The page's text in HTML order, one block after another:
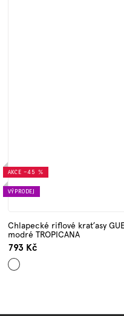
AKCE –45 %
VÝPRODEJ
Chlapecké riflové kraťasy
modré TROPICANA
793 Kč
Světle
modrá